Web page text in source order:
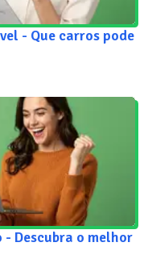
- Que carros pode
Descubra o melhor